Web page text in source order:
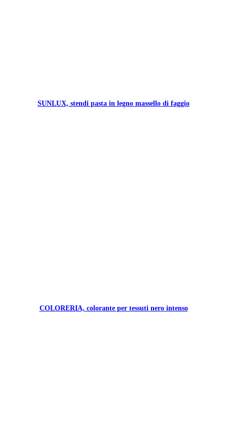
SUNLUX, stendi pasta in legno massello di faggio
COLORERIA, colorante per tessuti nero intenso